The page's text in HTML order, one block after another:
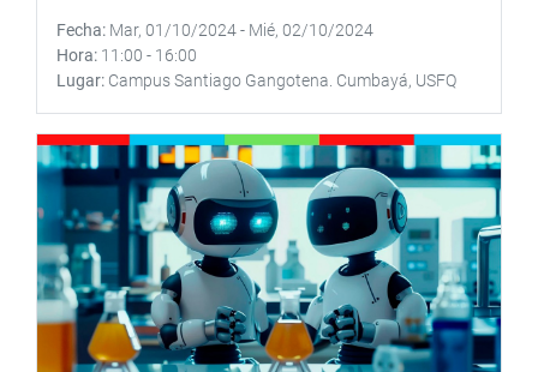
Fecha Mar, 01/10/2024- Mié, 02/10/2024
Hora 11:00 - 16:00
Lugar Campus Santiago Gangotena. Cumbayá, USFQ